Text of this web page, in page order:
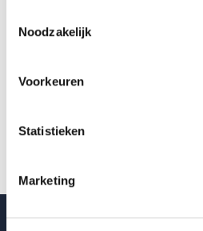
Noodzakelijk
Voorkeuren
Statistieken
Marketing
AZW-infographic-